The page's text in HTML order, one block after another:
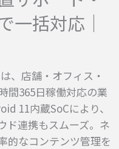
一括対応｜
は、店舗・オフィス・
間365日稼働対応の業
11内蔵SoCにより、
ド連携もスムーズ。ネ
的なコンテンツ管理を